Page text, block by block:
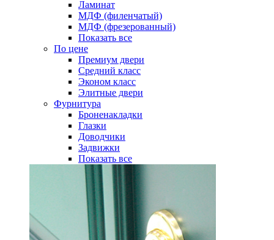
Ламинат
МДФ (филенчатый)
МДФ (фрезерованный)
Показать все
По цене
Премиум двери
Средний класс
Эконом класс
Элитные двери
Фурнитура
Броненакладки
Глазки
Доводчики
Задвижки
Показать все